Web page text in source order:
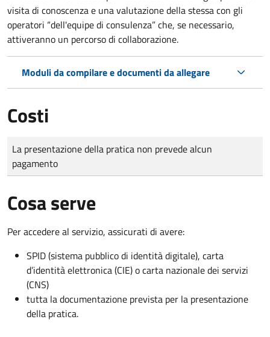
visita di conoscenza e una valutazione della stessacon gli
operatori “dell'equipe di consulenza” che, se necessario,
attiveranno un percorso di collaborazione.
Moduli da compilare e documenti da allegare
Costi
Tipo di pagamento
Importo
La presentazione della pratica non prevede alcun
pagamento
Cosa serve
Per accedere al servizio, assicurati di avere:
SPID (sistema pubblico di identità digitale), carta
d’identità elettronica (CIE) o carta nazionale dei servizi
(CNS)
tutta la documentazione prevista per la presentazione
della pratica.